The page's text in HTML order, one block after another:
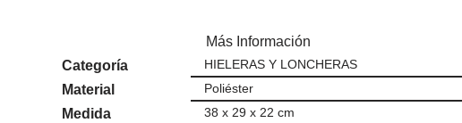
Más Información
Categoría
HIELERAS Y LONCHERAS
Material Poliéster
Medida 38 x 29 x 22 cm